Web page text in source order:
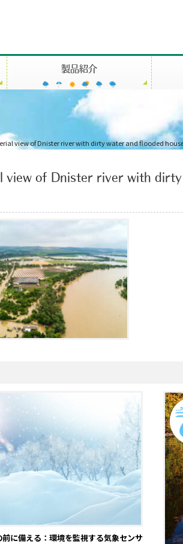
製品紹介
view of Dnister river with dirty water and flooded
view of Dnister river with
に備える：環境を監視する気象センサ